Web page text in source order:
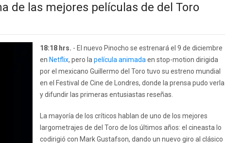
de las mejores películas de del Toro
18:18 hrs. - El nuevo Pinocho se estrenará el 9 de diciembre
en Netflix, pero la película animada en stop-motion dirigida
por el mexicano Guillermo del Toro tuvo su estreno mundial
en el Festival de Cine de Londres, donde la prensa pudo verla
y difundir las primeras entusiastas reseñas.
La mayoría de los críticos hablan de uno de los mejores
largometrajes de del Toro de los últimos años: el cineasta lo
codirigió con Mark Gustafson, dando un nuevo giro al clásico